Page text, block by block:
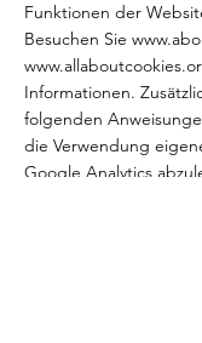
Funktionen der
Besuchen Sie
Informationen.
folgenden
die Verwendung
Google Analytics